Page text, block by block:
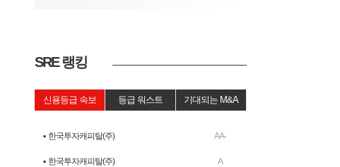
SRE 랭킹
신용등급 속보 등급 워스트 기대되는 M&A
▪ 한국투자캐피탈(주) AA-
▪ 한국투자캐피탈(주) A